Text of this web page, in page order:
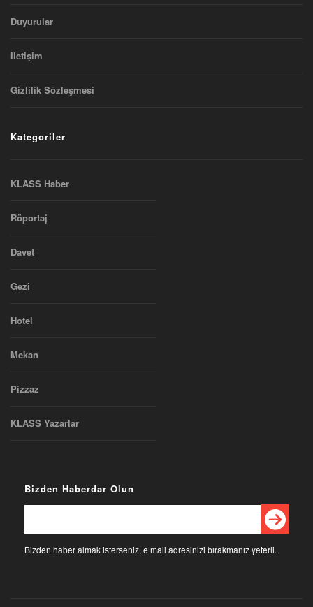
Duyurular
Iletişim
Gizlilik Sözleşmesi
Kategoriler
KLASS Haber
Röportaj
Davet
Gezi
Hotel
Mekan
Pizzaz
KLASS Yazarlar
Bizden Haberdar Olun
Bizden haber almak isterseniz, e mail adresinizi bırakmanız yeterli.